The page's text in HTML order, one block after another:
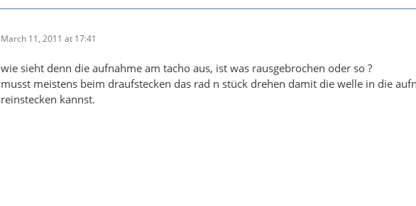
March 11, 2011 at 17:41
wie sieht denn die aufnahme am tacho aus, ist was rausgebrochen oder so ?
musst meistens beim draufstecken das rad n stück drehen damit die welle in die
reinstecken kannst.